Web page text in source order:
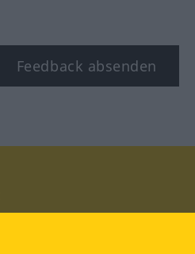
Feedback absenden